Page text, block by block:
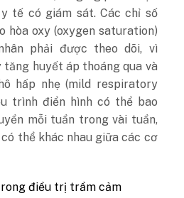
tế có giám sát. Các chỉ số
hòa oxy (oxygen saturation)
phải được theo dõi, vì
tăng huyết áp thoáng qua và
hấp nhẹ (mild respiratory
trình điển hình có thể bao
mỗi tuần trong vài tuần,
thể khác nhau giữa các cơ
điều trị trầm cảm